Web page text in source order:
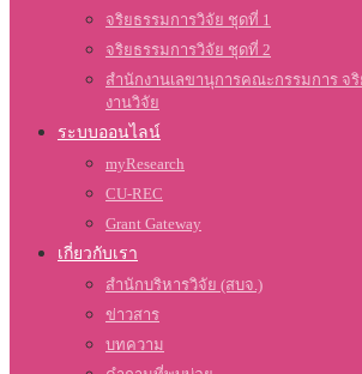
จริยธรรมการวิจัย ชุดที่ 1
จริยธรรมการวิจัย ชุดที่ 2
สำนักงานเลขานุการคณะกรรมการ จ
งานวิจัย
ระบบออนไลน์
myResearch
CU-REC
Grant Gateway
เกี่ยวกับเรา
สำนักบริหารวิจัย (สบจ.)
ข่าวสาร
บทความ